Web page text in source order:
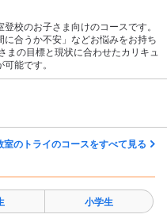
校のお子さま向けのコースです。
に合うか不安」などお悩みをお持ち
まの目標と現状に合わせたカリキュ
能です。
室のトライのコースをすべて見る
小学生